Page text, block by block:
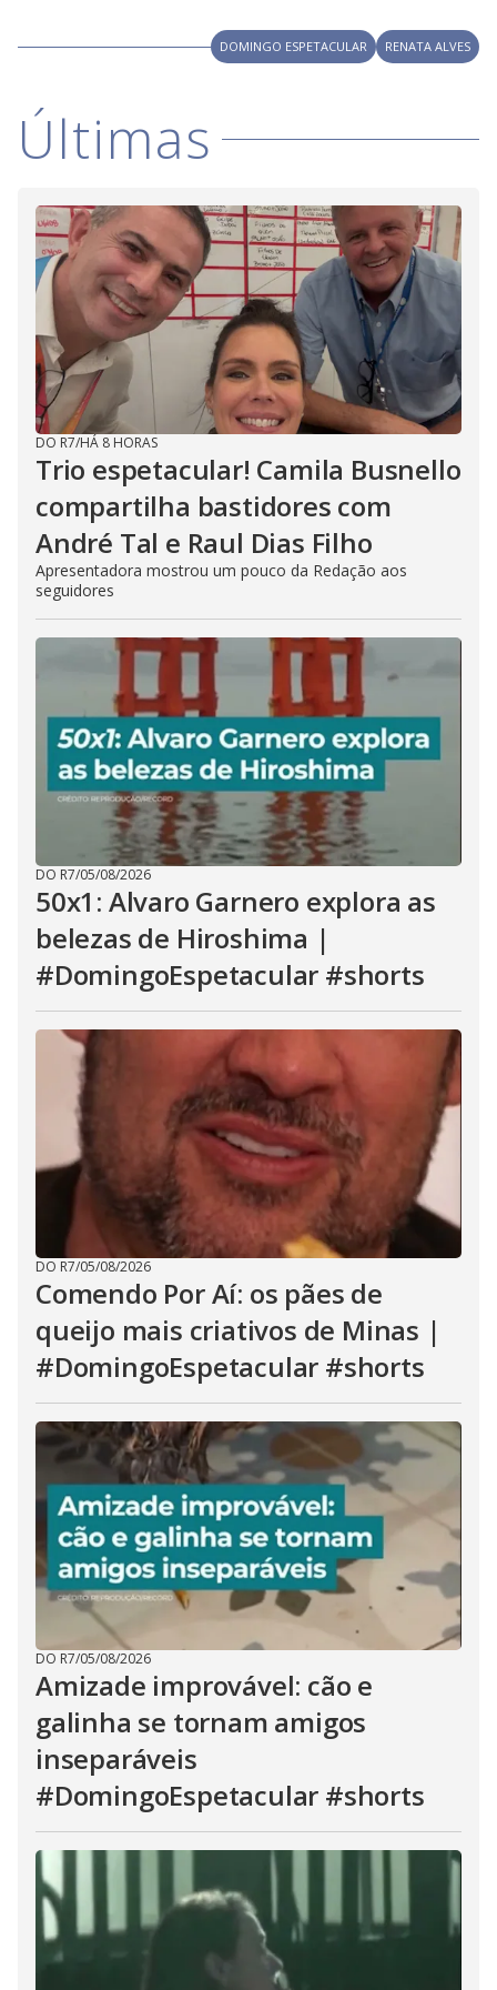
V
i
d
e
o
d DOMINGO ESPETACULAR RENATA ALVES
Últimas
DO R7/HÁ 8 HORAS
Trio espetacular! Camila Busnello
compartilha bastidores com
André Tal e Raul Dias Filho
Apresentadora mostrou um pouco da Redação aos
seguidores
DO R7/05/08/2026
50x1: Alvaro Garnero explora as
belezas de Hiroshima |
#DomingoEspetacular #shorts
DO R7/05/08/2026
Comendo Por Aí: os pães de
queijo mais criativos de Minas |
#DomingoEspetacular #shorts
DO R7/05/08/2026
Amizade improvável: cão e
galinha se tornam amigos
inseparáveis
#DomingoEspetacular #shorts